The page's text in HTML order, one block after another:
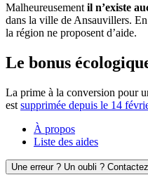
Malheureusement il n’existe
dans la ville de Ansauvillers.
la région ne proposent d’aide.
Le bonus
La prime à la conversion pour
est supprimée depuis le 14
À propos
Liste des aides
Une erreur ? Un oubli ?